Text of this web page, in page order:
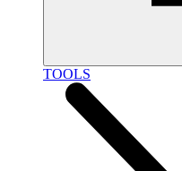
TOOLS